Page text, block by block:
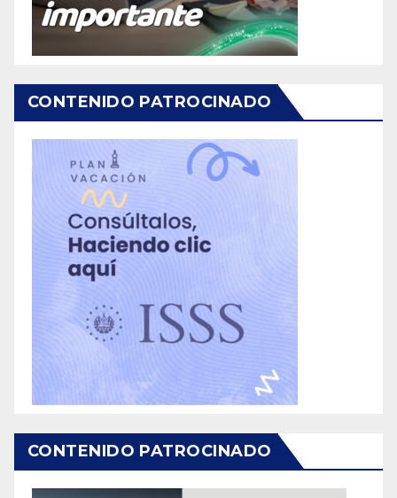
CONTENIDO PATROCINADO
CONTENIDO PATROCINADO